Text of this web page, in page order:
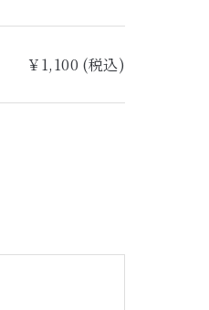
￥1,100 (税込)